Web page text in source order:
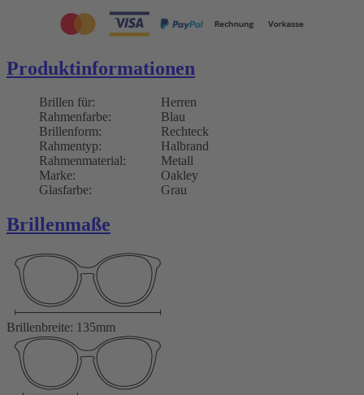
Produktinformationen
Brillen für:
Herren
Rahmenfarbe:
Blau
Brillenform:
Rechteck
Rahmentyp:
Halbrand
Rahmenmaterial:
Metall
Marke:
Oakley
Glasfarbe:
Grau
Brillenmaße
Brillenbreite: 135mm